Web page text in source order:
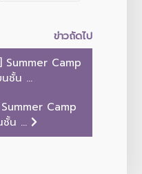
ข่าวถัดไป
Summer Camp
ชั้น ...
Camp
ชั้น ...